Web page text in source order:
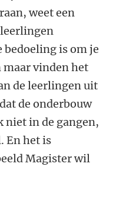
weet een
bedoeling is om je
vinden het
de leerlingen uit
de onderbouw
niet in de gangen,
En het is
Magister wil